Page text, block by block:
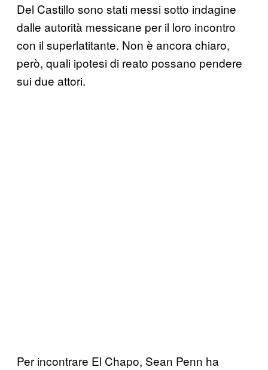
Del Castillo sono stati messi sotto indagine
dalle autorità messicane per il loro incontro
con il superlatitante. Non è ancora chiaro,
però, quali ipotesi di reato possano pendere
sui due attori.
Per incontrare El Chapo, Sean Penn ha